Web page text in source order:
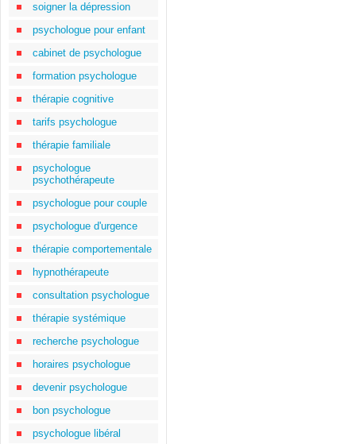
soigner la dépression
psychologue pour enfant
cabinet de psychologue
formation psychologue
thérapie cognitive
tarifs psychologue
thérapie familiale
psychologue
psychothérapeute
psychologue pour couple
psychologue d'urgence
thérapie comportementale
hypnothérapeute
consultation psychologue
thérapie systémique
recherche psychologue
horaires psychologue
devenir psychologue
bon psychologue
psychologue libéral